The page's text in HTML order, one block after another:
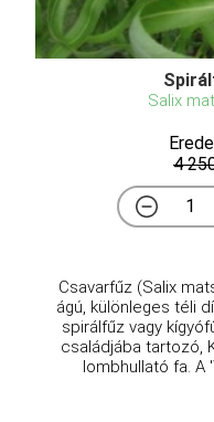
Salix
4
Csavarfűz (Salix
ágú, különleges téli
spirálfűz vagy
családjába tartozó,
lombhullató fa. A